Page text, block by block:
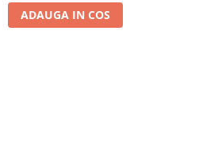
ADAUGA IN COS